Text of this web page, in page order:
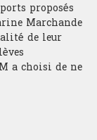
proposés
Marchande
de leur
a choisi de ne